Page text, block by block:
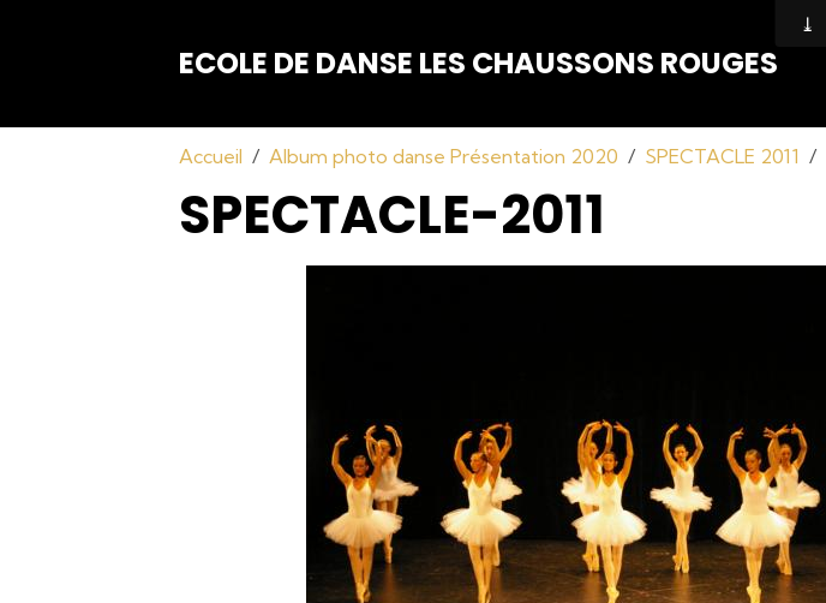
ECOLE DE DANSE LES CHAUSSONS ROUGES
Accueil Album photo danse Présentation 2020 SPECTACLE 2011
SPECTACLE-2011